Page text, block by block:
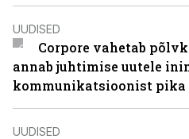
UUDISED
Corpore vahetab
annab juhtimise uutele
kommunikatsioonist pika
UUDISED